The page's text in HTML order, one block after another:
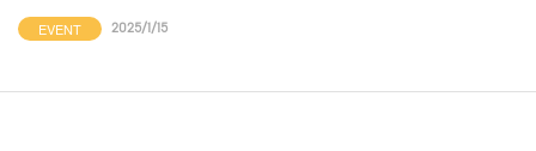
EVENT 2025/1/15